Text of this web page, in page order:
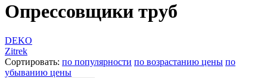
Опрессовщики труб
DEKO
Zitrek
Сортировать: по популярности по возрастанию цены по
убыванию цены